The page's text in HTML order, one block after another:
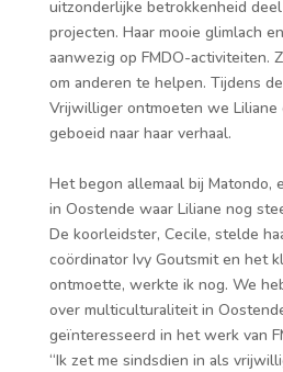
uitzonderlijke betrokkenheid
projecten. Haar mooie glimlach
aanwezig op FMDO-activiteiten.
om anderen te helpen. Tijdens
Vrijwilliger ontmoeten we
geboeid naar haar verhaal.
Het begon allemaal bij Matondo,
in Oostende waar Liliane nog
De koorleidster, Cecile, stelde
coördinator Ivy Goutsmit en het
ontmoette, werkte ik nog. We
over multiculturaliteit in
geïnteresseerd in het werk van
“Ik zet me sindsdien in als